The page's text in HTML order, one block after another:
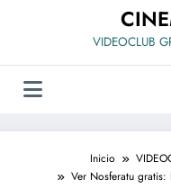
VIDEOCLUB
Inicio
Ver Nosferatu